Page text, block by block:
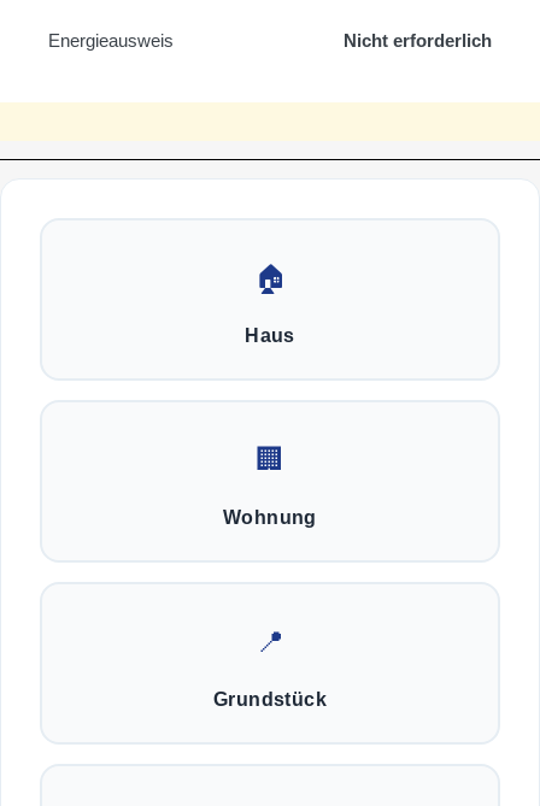
Energieausweis Nicht erforderlich
🏠
Haus
🏢
Wohnung
📍
Grundstück